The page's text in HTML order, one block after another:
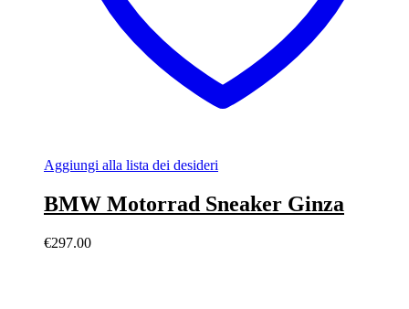
Aggiungi alla lista dei desideri
BMW Motorrad Sneaker Ginza
€297.00